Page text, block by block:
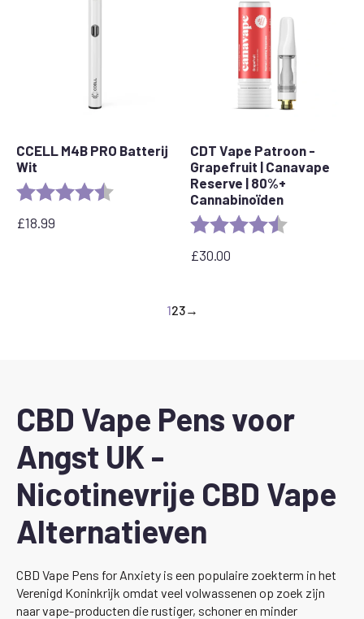
CCELL M4B PRO Batterij
Wit
Beoordeling: 4.2 out of 5 stars
£18.99
CDT Vape Patroon -
Grapefruit | Canavape
Reserve | 80%+
Cannabinoïden
Beoordeling:
£30.00
123→
CBD Vape Pens voor
Angst UK -
Nicotinevrije CBD Vape
Alternatieven
CBD Vape Pens for Anxiety is een populaire zoekterm in het
Verenigd Koninkrijk omdat veel volwassenen op zoek zijn
naar vape-producten die rustiger, schoner en minder